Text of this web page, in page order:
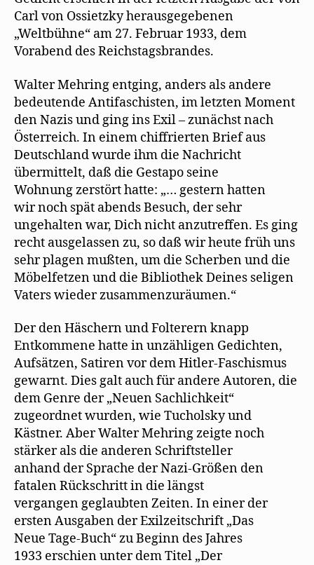
Carl von Ossietzky herausgegebenen
„Weltbühne“ am 27. Februar 1933, dem
Vorabend des Reichstagsbrandes.
Walter Mehring entging, anders als andere
bedeutende Antifaschisten, im letzten Moment
den Nazis und ging ins Exil – zunächst nach
Österreich. In einem chiffrierten Brief aus
Deutschland wurde ihm die Nachricht
übermittelt, daß die Gestapo seine
Wohnung zerstört hatte: „… gestern hatten
wir noch spät abends Besuch, der sehr
ungehalten war, Dich nicht anzutreffen. Es ging
recht ausgelassen zu, so daß wir heute früh uns
sehr plagen mußten, um die Scherben und die
Möbelfetzen und die Bibliothek Deines seligen
Vaters wieder zusammenzuräumen.“
Der den Häschern und Folterern knapp
Entkommene hatte in unzähligen Gedichten,
Aufsätzen, Satiren vor dem Hitler-Faschismus
gewarnt. Dies galt auch für andere Autoren, die
dem Genre der „Neuen Sachlichkeit“
zugeordnet wurden, wie Tucholsky und
Kästner. Aber Walter Mehring zeigte noch
stärker als die anderen Schriftsteller
anhand der Sprache der Nazi-Größen den
fatalen Rückschritt in die längst
vergangen geglaubten Zeiten. In einer der
ersten Ausgaben der Exilzeitschrift „Das
Neue Tage-Buch“ zu Beginn des Jahres
1933 erschien unter dem Titel „Der